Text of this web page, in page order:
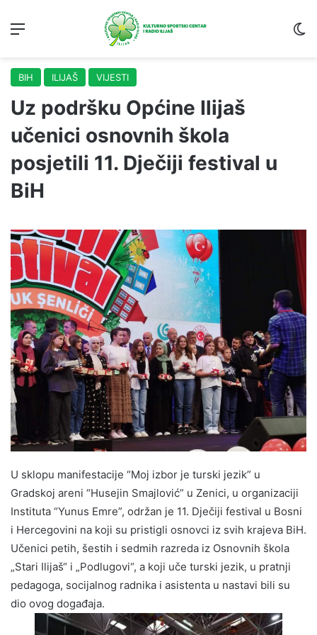
BIH ILIJAŠ VIJESTI
Uz podršku Općine Ilijaš
učenici osnovnih škola
posjetili 11. Dječiji festival u
BiH
U sklopu manifestacije “Moj izbor je turski jezik” u
Gradskoj areni “Husejin Smajlović” u Zenici, u organizaciji
Instituta “Yunus Emre”, održan je 11. Dječiji festival u Bosni
i Hercegovini na koji su pristigli osnovci iz svih krajeva BiH.
Učenici petih, šestih i sedmih razreda iz Osnovnih škola
„Stari Ilijaš“ i „Podlugovi“, a koji uče turski jezik, u pratnji
pedagoga, socijalnog radnika i asistenta u nastavi bili su
dio ovog događaja.